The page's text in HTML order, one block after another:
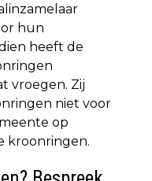
hun
heeft de
vroegen. Zij
niet voor
op
kroonringen.